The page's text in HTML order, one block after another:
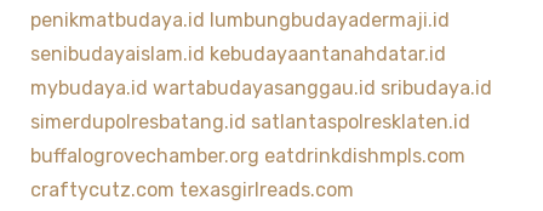
penikmatbudaya.id
lumbungbudayadermaji.id
senibudayaislam.id kebudayaantanahdatar.id
mybudaya.id wartabudayasanggau.id sribudaya.id
simerdupolresbatang.id satlantaspolresklaten.id
buffalogrovechamber.org eatdrinkdishmpls.com
craftycutz.com texasgirlreads.com